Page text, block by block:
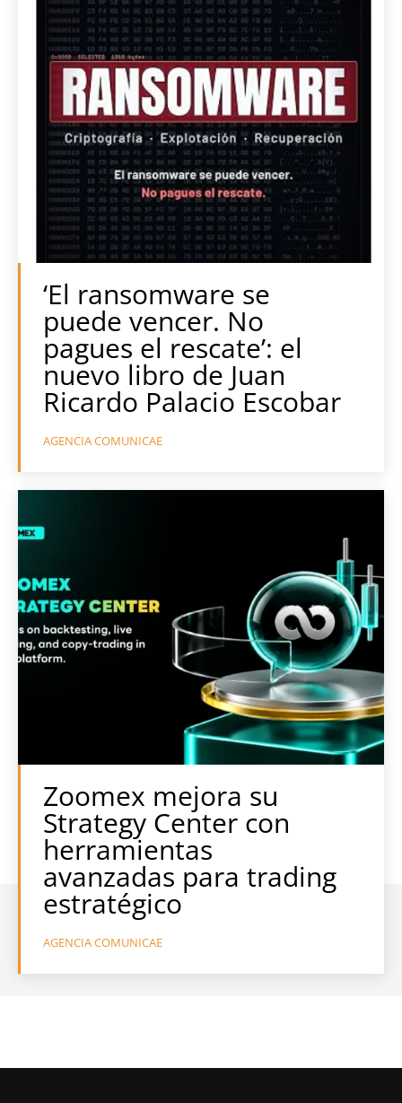
‘El ransomware se
puede vencer. No
pagues el rescate’: el
nuevo libro de Juan
Ricardo Palacio Escobar
AGENCIA COMUNICAE
Zoomex mejora su
Strategy Center con
herramientas
avanzadas para trading
estratégico
AGENCIA COMUNICAE